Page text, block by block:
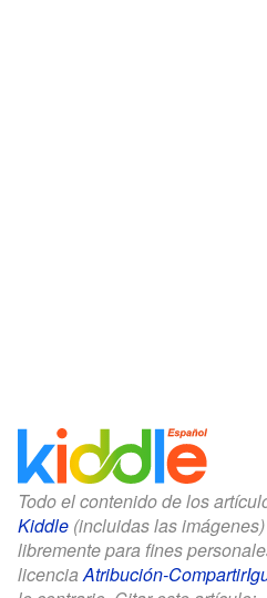
Todo el contenido de los
Kiddle (incluidas las
libremente para fines
licenciaAtribución-